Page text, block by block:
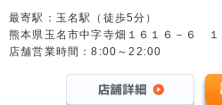
最寄駅：玉名駅（徒歩5分）
熊本県玉名市中字寺畑１６１６－６ １
店舗営業時間：8:00～22:00